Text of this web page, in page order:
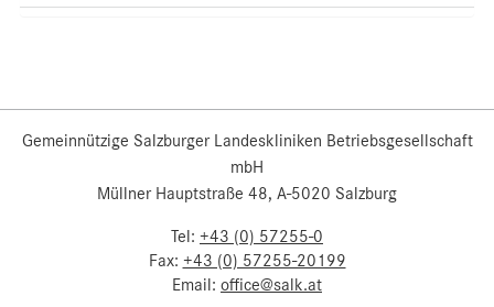
Gemeinnützige Salzburger Landeskliniken Betriebsgesellschaft
mbH
Müllner Hauptstraße 48, A-5020 Salzburg
Tel: +43 (0) 57255-0
Fax: +43 (0) 57255-20199
Email: office@salk.at